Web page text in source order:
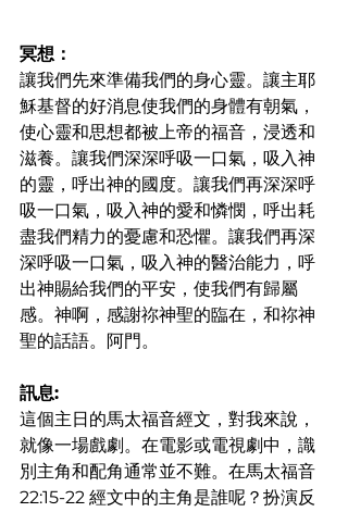
冥想：
讓我們先來準備我們的身心靈。讓主耶
穌基督的好消息使我們的身體有朝氣，
使心靈和思想都被上帝的福音，浸透和
滋養。讓我們深深呼吸一口氣，吸入神
的靈，呼出神的國度。讓我們再深深呼
吸一口氣，吸入神的愛和憐憫，呼出耗
盡我們精力的憂慮和恐懼。讓我們再深
深呼吸一口氣，吸入神的醫治能力，呼
出神賜給我們的平安，使我們有歸屬
感。神啊，感謝祢神聖的臨在，和祢神
聖的話語。阿門。
訊息:
這個主日的馬太福音經文，對我來說，
就像一場戲劇。在電影或電視劇中，識
別主角和配角通常並不難。在馬太福音
22:15-22 經文中的主角是誰呢？扮演反